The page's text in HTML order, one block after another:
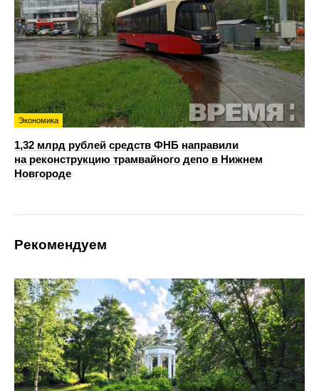
Экономика
1,32 млрд рублей средств ФНБ направили
на реконструкцию трамвайного депо в Нижнем
Новгороде
Рекомендуем